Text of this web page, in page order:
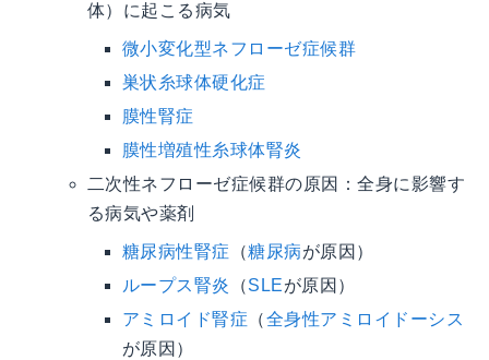
体）に起こる病気
微小変化型ネフローゼ症候群
巣状糸球体硬化症
膜性腎症
膜性増殖性糸球体腎炎
二次性ネフローゼ症候群の原因：全身に影響す
る病気や薬剤
糖尿病性腎症 （糖尿病が原因）
ループス腎炎
（SLEが原因）
アミロイド腎症 （全身性アミロイドーシス
が原因）